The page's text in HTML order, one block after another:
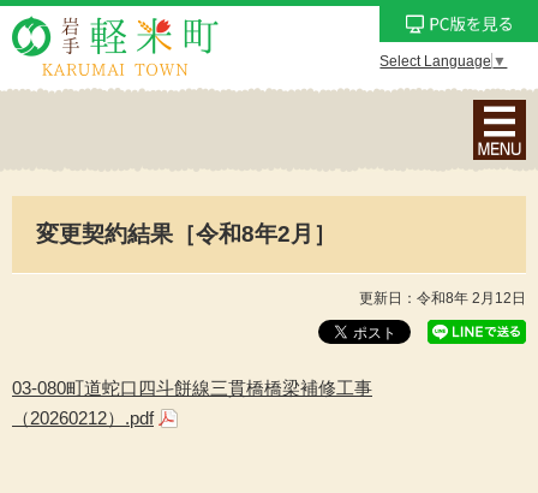
Select Language ▼
ナ
ビ
ン
メ
変更契約結果［令和8年2月］
更新日：令和8年 2月12日
03-080町道蛇口四斗餅線三貫橋橋梁補修工事
（20260212）.pdf